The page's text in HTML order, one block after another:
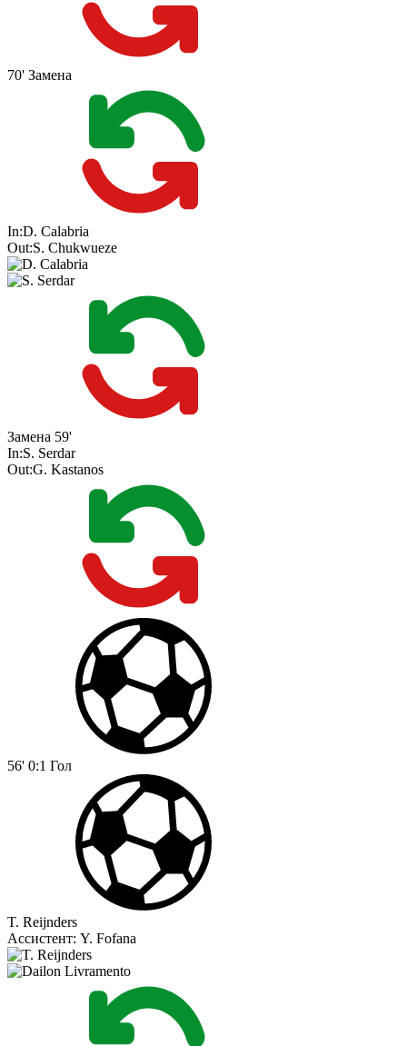
70' Замена
In:D. Calabria
Out:S. Chukwueze
Замена 59'
In:S. Serdar
Out:G. Kastanos
56' 0:1 Гол
T. Reijnders
Ассистент: Y. Fofana